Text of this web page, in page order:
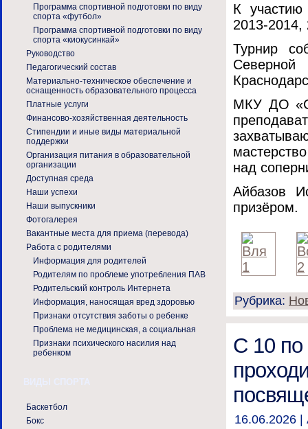
Программа спортивной подготовки по виду
спорта «футбол»
Программа спортивной подготовки по виду
спорта «киокусинкай»
Руководство
Педагогический состав
Материально-техническое обеспечение и
оснащенность образовательного процесса
Платные услуги
Финансово-хозяйственная деятельность
Стипендии и иные виды материальной
поддержки
Организация питания в образовательной
организации
Доступная среда
Наши успехи
Наши выпускники
Фотогалерея
Вакантные места для приема (перевода)
Работа с родителями
Информация для родителей
Родителям по проблеме употребления ПАВ
Родительский контроль Интернета
Информация, наносящая вред здоровью
Признаки отсутствия заботы о ребенке
Проблема не медицинская, а социальная
Признаки психического насилия над
ребенком
ВИДЫ СПОРТА
Баскетбол
Бокс
К участию
2013-2014,
Турнир
МКУ ДО
над
Айбазов
призёром.
Рубрика:
С 10 по
16.06.2026 |